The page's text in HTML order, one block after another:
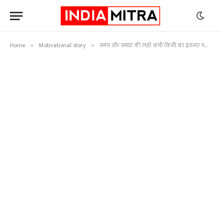
Home » Motivational story » समय और समंदर की लहरे कभी किसी का इंतजार नहीं करती|Time and Tide wait for none..